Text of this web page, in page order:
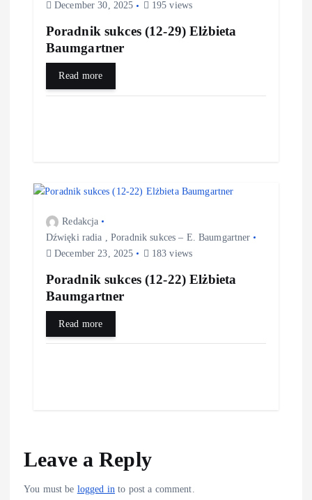
December 30, 2025
195 views
Poradnik sukces (12-29) Elżbieta
Baumgartner
Read more
Redakcja
Dźwięki radia ,Poradnik sukces – E. Baumgartner
December 23, 2025
183 views
Poradnik sukces (12-22) Elżbieta
Baumgartner
Read more
Leave a Reply
You must be logged in to post a comment.